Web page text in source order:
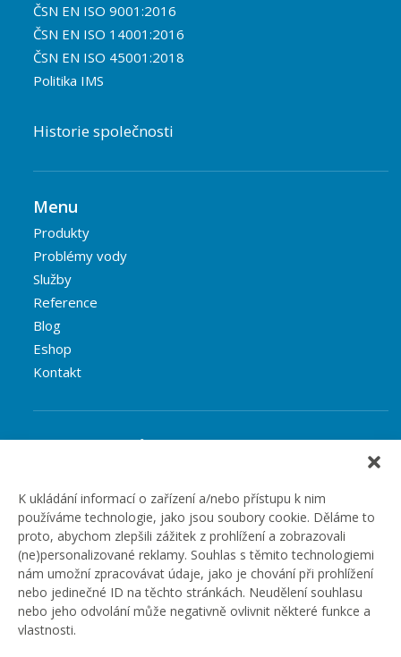
K ukládání informací o zařízení a/nebo přístupu k nim
používáme technologie, jako jsou soubory cookie. Děláme to
proto, abychom zlepšili zážitek z prohlížení a zobrazovali
(ne)personalizované reklamy. Souhlas s těmito technologiemi
nám umožní zpracovávat údaje, jako je chování při prohlížení
nebo jedinečné ID na těchto stránkách. Neudělení souhlasu
nebo jeho odvolání může negativně ovlivnit některé funkce a
vlastnosti.
ČSN EN ISO 9001:2016
ČSN EN ISO 14001:2016
ČSN EN ISO 45001:2018
Politika IMS
Historie společnosti
Menu
Produkty
Problémy vody
Služby
Reference
Blog
Eshop
Kontakt
Rubriky článků
Podcast
Případové studie
Realizované zakázky
Slovník
Zaměstnání